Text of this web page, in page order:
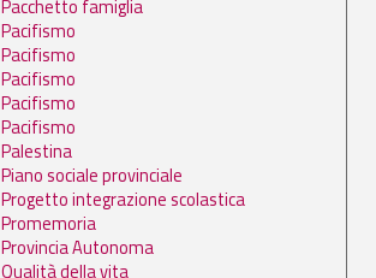
Pacchetto famiglia
Pacifismo
Pacifismo
Pacifismo
Pacifismo
Pacifismo
Palestina
Piano sociale provinciale
Progetto integrazione scolastica
Promemoria
Provincia Autonoma
Qualità della vita